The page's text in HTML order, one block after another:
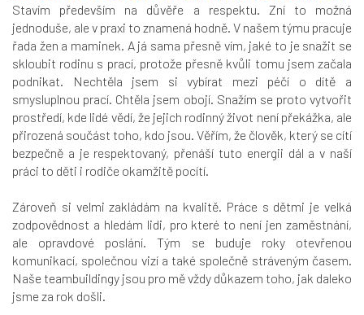
Stavím především na důvěře a respektu. Zní to možná
jednoduše, ale v praxi to znamená hodně. V našem týmu pracuje
řada žen a maminek. A já sama přesně vím, jaké to je snažit se
skloubit rodinu s prací, protože přesně kvůli tomu jsem začala
podnikat. Nechtěla jsem si vybírat mezi péčí o dítě a
smysluplnou prací. Chtěla jsem obojí. Snažím se proto vytvořit
prostředí, kde lidé vědí, že jejich rodinný život není překážka, ale
přirozená součást toho, kdo jsou. Věřím, že člověk, který se cítí
bezpečně a je respektovaný, přenáší tuto energii dál a v naší
práci to děti i rodiče okamžitě pocítí.
Zároveň si velmi zakládám na kvalitě. Práce s dětmi je velká
zodpovědnost a hledám lidi, pro které to není jen zaměstnání,
ale opravdové poslání. Tým se buduje roky otevřenou
komunikací, společnou vizí a také společně stráveným časem.
Naše teambuildingy jsou pro mě vždy důkazem toho, jak daleko
jsme za rok došli.